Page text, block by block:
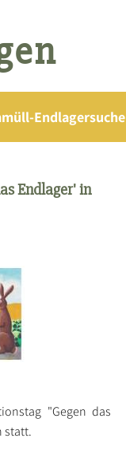
Endlagersuche
Endlager' in
"Gegen das
statt.